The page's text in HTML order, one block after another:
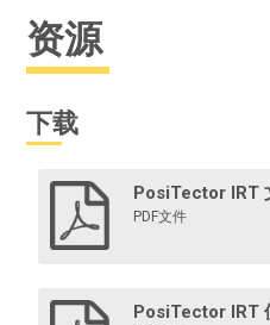
资源
下载
PosiTector IRT
PDF文件
PosiTector IRT